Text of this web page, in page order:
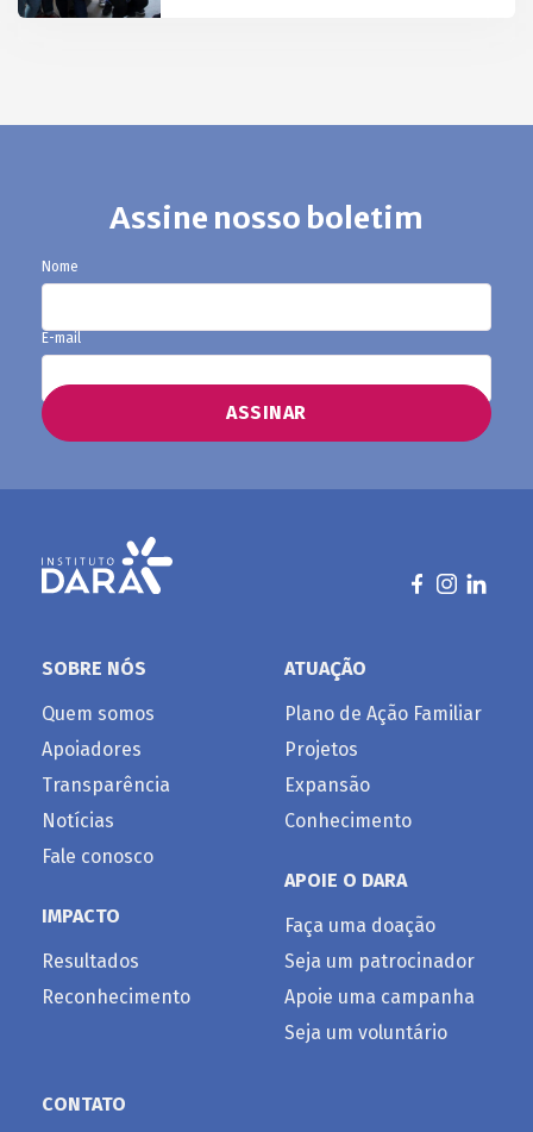
Assine nosso boletim
Nome
E-mail
SOBRE NÓS
Quem somos
Apoiadores
Transparência
Notícias
Fale conosco
IMPACTO
Resultados
Reconhecimento
ATUAÇÃO
Plano de Ação Familiar
Projetos
Expansão
Conhecimento
APOIE O DARA
Faça uma doação
Seja um patrocinador
Apoie uma campanha
Seja um voluntário
CONTATO